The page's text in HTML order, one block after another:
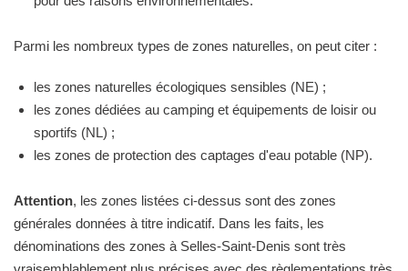
Parmi les nombreux types de zones naturelles, on peut citer :
les zones naturelles écologiques sensibles (NE) ;
les zones dédiées au camping et équipements de loisir ou
sportifs (NL) ;
les zones de protection des captages d'eau potable (NP).
Attention, les zones listées ci-dessus sont des zones
générales données à titre indicatif. Dans les faits, les
dénominations des zones à Selles-Saint-Denis sont très